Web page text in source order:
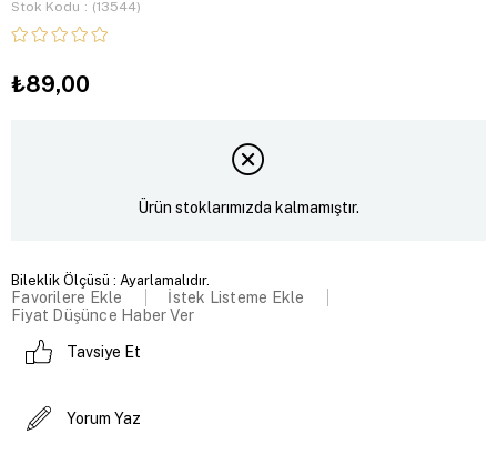
Stok Kodu (13544)
₺89,00
Ürün stoklarımızda kalmamıştır.
Bileklik Ölçüsü : Ayarlamalıdır.
Favorilere Ekle
İstek Listeme Ekle
Fiyat Düşünce Haber Ver
Tavsiye Et
Yorum Yaz